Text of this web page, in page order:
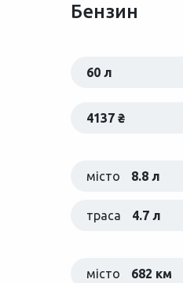
Бензин
60 л
4137 ₴
місто 8.8 л
траса 4.7 л
місто 682 км